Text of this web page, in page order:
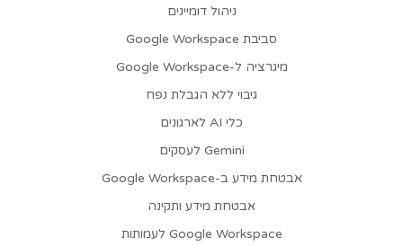
ניהול דומיינים
סביבת Google Workspace
מיגרציה ל-Google Workspace
גיבוי ללא הגבלת נפח
כלי AI לארגונים
Gemini לעסקים
אבטחת מידע ב-Google Workspace
אבטחת מידע ותקינה
Google Workspace לעמותות